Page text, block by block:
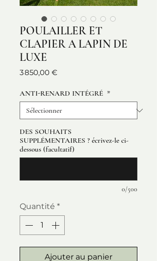
POULAILLER ET
CLAPIER A LAPIN DE
LUXE
3 850,00 €Prix
ANTI-RENARD INTÉGRÉ *
DES SOUHAITS
SUPPLÉMENTAIRES ? écrivez-le ci-
dessous (facultatif)
0/500
Quantité *
Ajouter au panier